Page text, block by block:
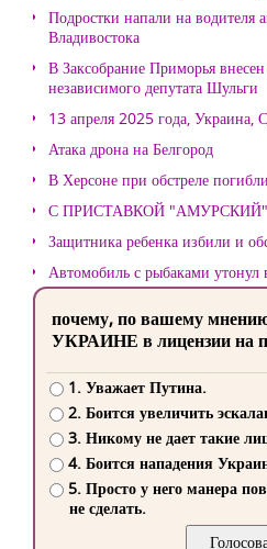
Подростки напали на водителя
Владивостока
В Заксобрание Приморья
независимого депутата Шульги
13 апреля 2025 года, Украина,
Атака дрона на Белгород
В Херсоне при обстреле
С ПРИСТАВКОЙ "АМУРСКИЙ"
Защитника ребенка избили и
Автомобиль с рыбаками утонул
почему, по вашему
УКРАИНЕ в лицензии на
1. Уважает Путина.
2. Боится увеличить
3. Никому не дает такие
4. Боится нападения
5. Просто у него манера
не сделать.